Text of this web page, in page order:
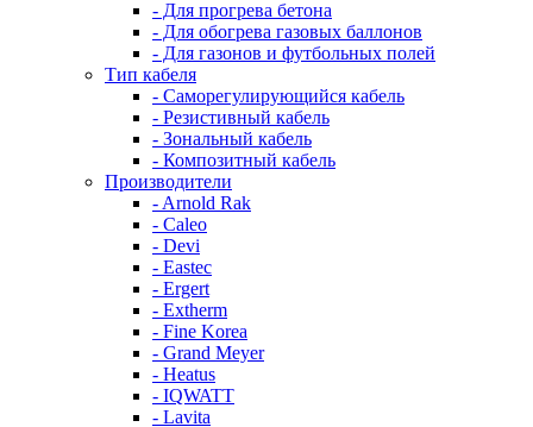
- Для прогрева бетона
- Для обогрева газовых баллонов
- Для газонов и футбольных полей
Тип кабеля
- Саморегулирующийся кабель
- Резистивный кабель
- Зональный кабель
- Композитный кабель
Производители
- Arnold Rak
- Caleo
- Devi
- Eastec
- Ergert
- Extherm
- Fine Korea
- Grand Meyer
- Heatus
- IQWATT
- Lavita